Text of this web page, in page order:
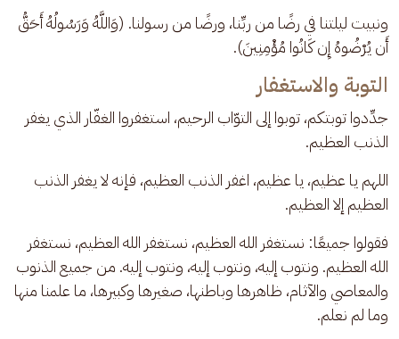
ونبيت ليلتنا في رضًا من ربِّنا، ورضًا من رسولنا. (وَاللَّهُ وَرَسُولُهُ أَحَقُّ
أَن يُرْضُوهُ إِن كَانُوا مُؤْمِنِينَ).
التوبة والاستغفار
جدِّدوا توبتكم، توبوا إلى التوّاب الرحيم، استغفروا الغفّار الذي يغفر
الذنب العظيم.
اللهم يا عظيم، يا عظيم، اغفر الذنب العظيم، فإنه لا يغفر الذنب
العظيم إلا العظيم.
فقولوا جميعًا: نستغفر الله العظيم، نستغفر الله العظيم، نستغفر
الله العظيم. ونتوب إليه، ونتوب إليه، ونتوب إليه. من جميع الذنوب
والمعاصي والآثام، ظاهرها وباطنها، صغيرها وكبيرها، ما علمنا منها
وما لم نعلم.